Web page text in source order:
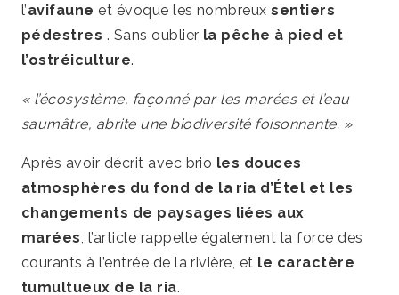
l’avifaune et évoque les nombreuxsentiers
pédestres . Sans oublier la pêche à pied et
l’ostréiculture.
« l’écosystème, façonné par les marées et l’eau
saumâtre, abrite une biodiversité foisonnante. »
Après avoir décrit avec brio les douces
atmosphères du fond de la ria d’Étel et les
changements de paysages liées aux
marées, l’article rappelle également la force des
courants à l’entrée de la rivière, et le caractère
tumultueux de la ria.